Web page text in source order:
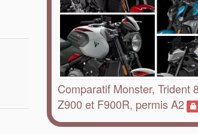
Comparatif Monster, Trident
Z900 et F900R, permis A2